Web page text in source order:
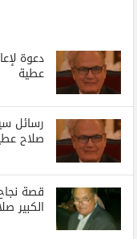
دعوة
عطية
صلاح
قصة
الكبير